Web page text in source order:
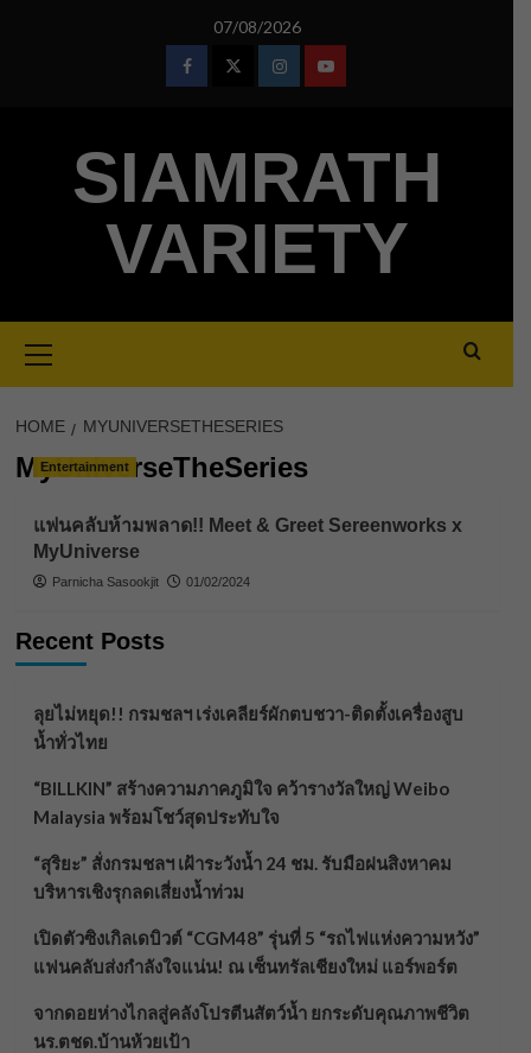
07/08/2026
FacebookTwitterInstagramYoutube
SIAMRATH
VARIETY
Menu
HOME MYUNIVERSETHESERIES
MyUniverseTheSeries
Entertainment
แฟนคลับห้ามพลาด!! Meet & Greet Sereenworks x
MyUniverse
Parnicha Sasookjit 01/02/2024
Recent Posts
ลุยไม่หยุด!! กรมชลฯ เร่งเคลียร์ผักตบชวา-ติดตั้งเครื่องสูบ
น้ำทั่วไทย
“BILLKIN” สร้างความภาคภูมิใจ คว้ารางวัลใหญ่ Weibo
Malaysia พร้อมโชว์สุดประทับใจ
“สุริยะ” สั่งกรมชลฯ เฝ้าระวังน้ำ 24 ชม. รับมือฝนสิงหาคม
บริหารเชิงรุกลดเสี่ยงน้ำท่วม
เปิดตัวซิงเกิลเดบิวต์ “CGM48” รุ่นที่ 5 “รถไฟแห่งความหวัง”
แฟนคลับส่งกำลังใจแน่น! ณ เซ็นทรัลเชียงใหม่ แอร์พอร์ต
จากดอยห่างไกลสู่คลังโปรตีนสัตว์น้ำ ยกระดับคุณภาพชีวิต
นร.ตชด.บ้านห้วยเป้า